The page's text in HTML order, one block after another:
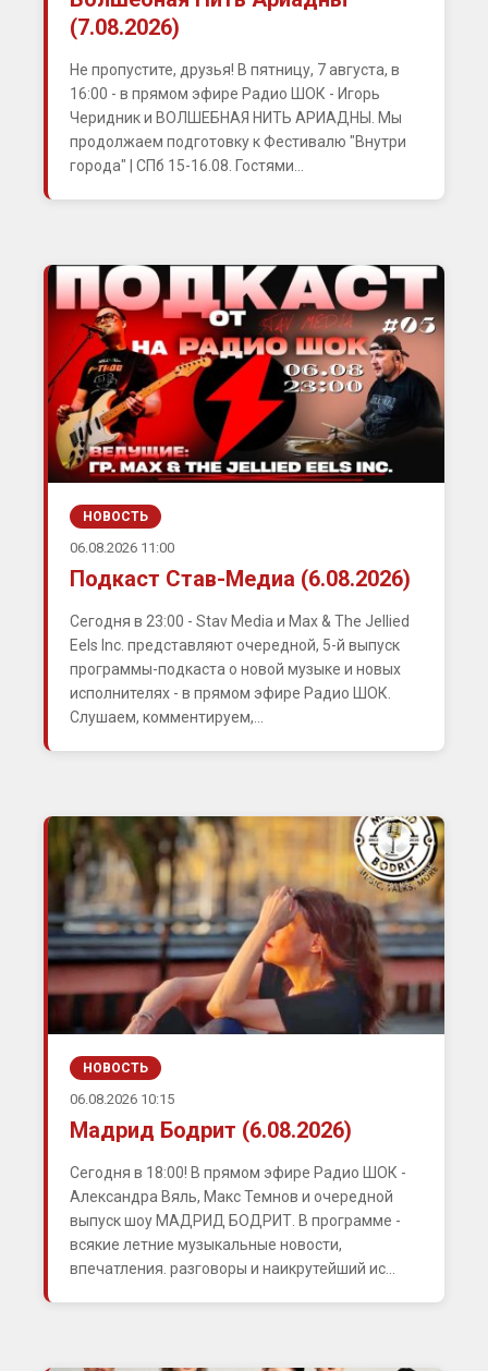
(7.08.2026)
Не пропустите, друзья! В пятницу, 7 августа, в
16:00 - в прямом эфире Радио ШОК - Игорь
Черидник и ВОЛШЕБНАЯ НИТЬ АРИАДНЫ. Мы
продолжаем подготовку к Фестивалю "Внутри
города" | СПб 15-16.08. Гостями...
НОВОСТЬ
06.08.2026 11:00
Подкаст Став-Медиа (6.08.2026)
Сегодня в 23:00 - Stav Media и Max & The Jellied
Eels Inc. представляют очередной, 5-й выпуск
программы-подкаста о новой музыке и новых
исполнителях - в прямом эфире Радио ШОК.
Слушаем, комментируем,...
НОВОСТЬ
06.08.2026 10:15
Мадрид Бодрит (6.08.2026)
Сегодня в 18:00! В прямом эфире Радио ШОК -
Александра Вяль, Макс Темнов и очередной
выпуск шоу МАДРИД БОДРИТ. В программе -
всякие летние музыкальные новости,
впечатления. разговоры и наикрутейший ис...